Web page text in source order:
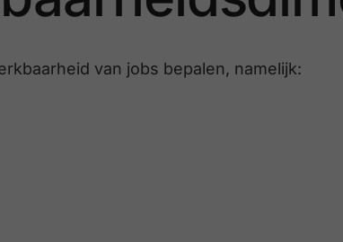
van jobs bepalen, namelijk: